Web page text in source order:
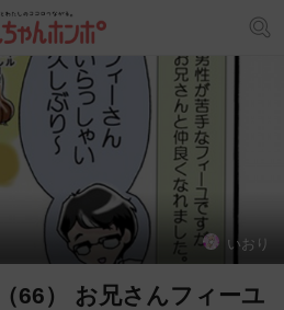
いおり
66） お兄さんフィーユ